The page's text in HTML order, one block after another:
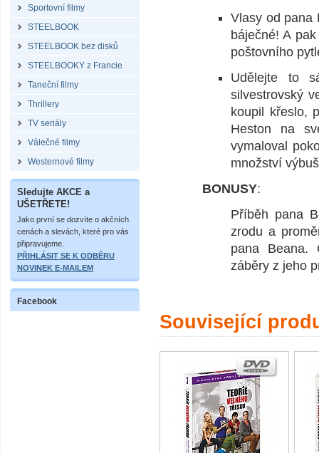
Sportovní filmy
STEELBOOK
STEELBOOK bez disků
STEELBOOKY z Francie
Taneční filmy
Thrillery
TV seriály
Válečné filmy
Westernové filmy
Sledujte AKCE a
UŠETŘETE!
Jako první se dozvíte o akčních
cenách a slevách, které pro vás
připravujeme.
PŘIHLÁSIT SE K ODBĚRU
NOVINEK E-MAILEM
Facebook
Vlasy od pana
báječné! A
poštovního
Udělejte to
silvestrovský
koupil křeslo,
Heston na
vymaloval
množství
BONUSY:
Příběh pana
zrodu a
pana Beana.
záběry z jeho
Související